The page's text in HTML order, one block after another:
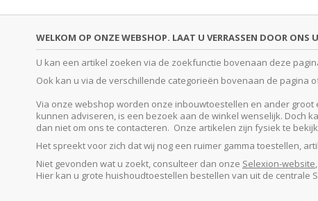
WELKOM OP ONZE WEBSHOP. LAAT U VERRASSEN DOOR ONS
U kan een artikel zoeken via de zoekfunctie bovenaan deze
Ook kan u via de verschillende categorieën bovenaan de pagina
Via onze webshop worden onze inbouwtoestellen en ander
kunnen adviseren, is een bezoek aan de winkel wenselijk. Doch
dan niet om ons te contacteren. Onze artikelen zijn fysiek te
Het spreekt voor zich dat wij nog een ruimer gamma toestellen,
Niet gevonden wat u zoekt, consulteer dan onze Selexion-website
Hier kan u grote huishoudtoestellen bestellen van uit de centrale